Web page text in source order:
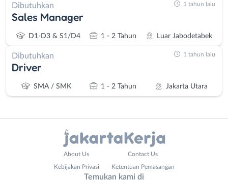
Dibutuhkan
Sales Manager
D1-D3 & S1/D4 1 - 2 Tahun Luar Jabodetabek
1 tahun lalu
Dibutuhkan
Driver
SMA / SMK 1 - 2 Tahun Jakarta Utara
1 tahun lalu
About Us Contact Us
Kebijakan Privasi Ketentuan Pemasangan
Temukan kami di